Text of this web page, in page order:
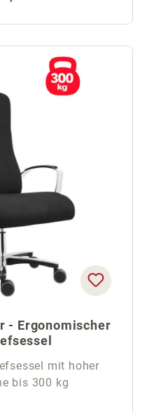
- Ergonomischer
mit hoher
bis 300 kg